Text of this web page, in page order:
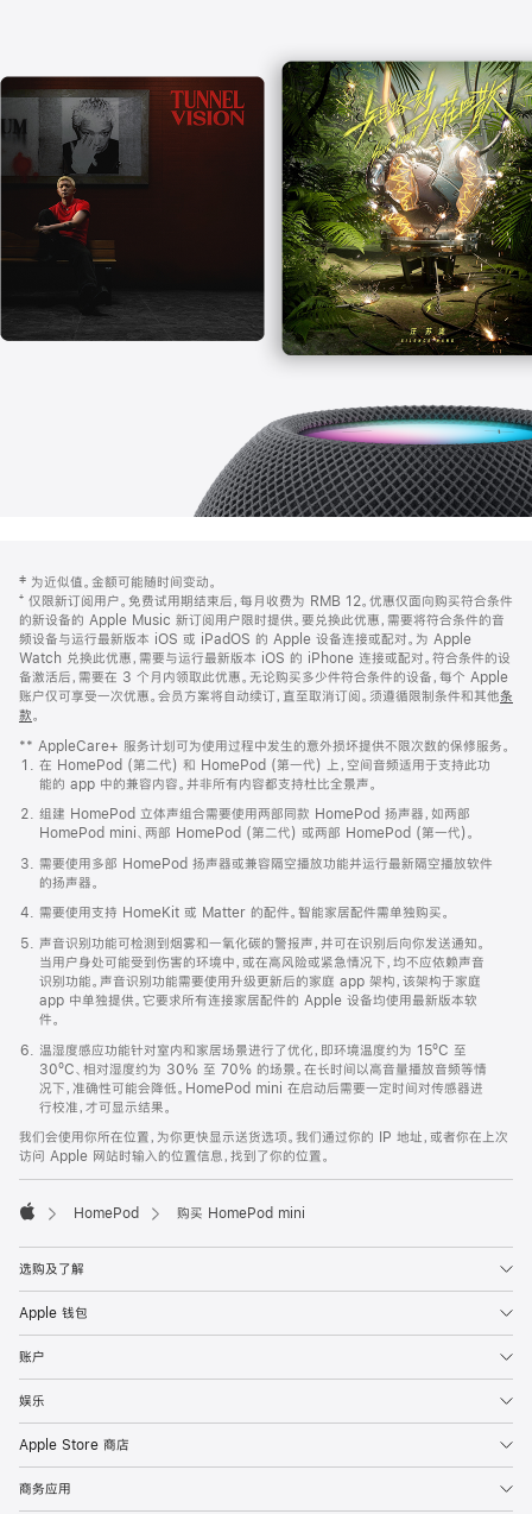
口
中
打
开)
页
页
脚
注
‡ 为近似值。金额可能随时间变动。
⁺ 仅限新订阅用户。免费试用期结束后，每月收费为 RMB 12。优惠仅面向购买符合条件
的新设备的 Apple Music 新订阅用户限时提供。要兑换此优惠，需要将符合条件的音
频设备与运行最新版本 iOS 或 iPadOS 的 Apple 设备连接或配对。为 Apple
Watch 兑换此优惠，需要与运行最新版本 iOS 的 iPhone 连接或配对。符合条件的设
备激活后，需要在 3 个月内领取此优惠。无论购买多少件符合条件的设备，每个 Apple
账户仅可享受一次优惠。会员方案将自动续订，直至取消订阅。须遵循限制条件和其他条
款。
窗
口
中
打
开)
** AppleCare+ 服务计划可为使用过程中发生的意外损坏提供不限次数的保修服务。
在 HomePod (第二代) 和 HomePod (第一代) 上，空间音频适用于支持此功
能的 app 中的兼容内容。并非所有内容都支持杜比全景声。
组建 HomePod 立体声组合需要使用两部同款 HomePod 扬声器，如两部
HomePod mini、两部 HomePod (第二代) 或两部 HomePod (第一代)。
需要使用多部 HomePod 扬声器或兼容隔空播放功能并运行最新隔空播放软件
的扬声器。
需要使用支持 HomeKit 或 Matter 的配件。智能家居配件需单独购买。
声音识别功能可检测到烟雾和一氧化碳的警报声，并可在识别后向你发送通知。
当用户身处可能受到伤害的环境中，或在高风险或紧急情况下，均不应依赖声音
识别功能。声音识别功能需要使用升级更新后的家庭 app 架构，该架构于家庭
app 中单独提供。它要求所有连接家居配件的 Apple 设备均使用最新版本软
件。
温湿度感应功能针对室内和家居场景进行了优化，即环境温度约为 15ºC 至
30ºC、相对湿度约为 30% 至 70% 的场景。在长时间以高音量播放音频等情
况下，准确性可能会降低。HomePod mini 在启动后需要一定时间对传感器进
行校准，才可显示结果。
我们会使用你所在位置，为你更快显示送货选项。我们通过你的 IP 地址，或者你在上次
访问 Apple 网站时输入的位置信息，找到了你的位置。
HomePod 购买 HomePod mini
选购及了解
Apple 钱包
账户
娱乐
Apple Store 商店
商务应用